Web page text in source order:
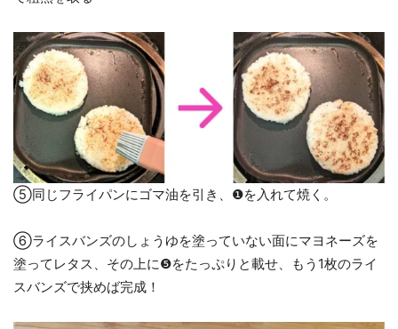
⑤同じフライパンにゴマ油を引き、❶を入れて焼く。
⑥ライスバンズのしょうゆを塗っていない面にマヨネーズを
塗ってレタス、その上に❺をたっぷりと載せ、もう1枚のライ
スバンズで挟めば完成！